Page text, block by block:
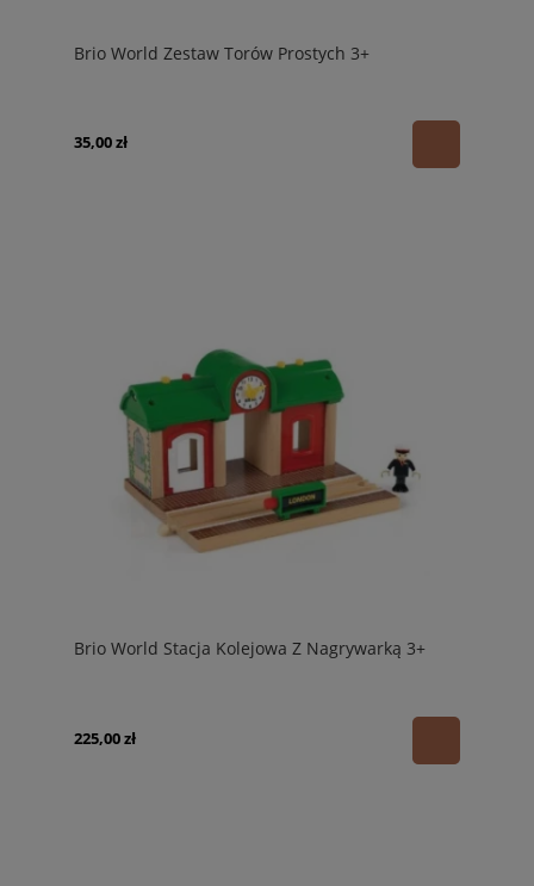
Brio World Zestaw Torów Prostych 3+
35,00 zł
Brio World Stacja Kolejowa Z Nagrywarką 3+
225,00 zł